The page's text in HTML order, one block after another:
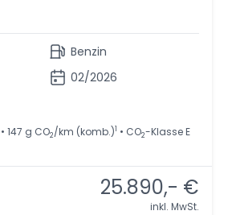
Benzin
02/2026
• 147 g CO2/km (komb.)1 • CO2-Klasse E
25.890,- €
inkl. MwSt.